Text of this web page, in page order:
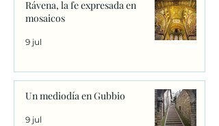
Rávena, la fe expresada en
mosaicos
9 jul
Un mediodía en Gubbio
9 jul